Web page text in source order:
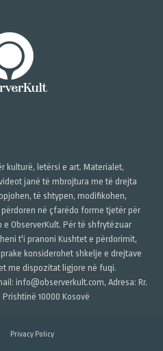
kulturë, letërsi e art. Materialet,
janë të mbrojtura me të drejta
të shtypen, modifikohen,
në çfarëdo forme tjetër për
ObserverKult. Për të shfrytëzuar
t'i pranoni Kushtet e përdorimit,
konsiderohet shkelje e drejtave
me dispozitat ligjore në fuqi.
info@observerkult.com, Adresa: Rr.
Prishtinë 10000 Kosovë
Privacy Policy